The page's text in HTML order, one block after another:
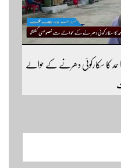
کا سکارکوئی دھرنے کے حوالے